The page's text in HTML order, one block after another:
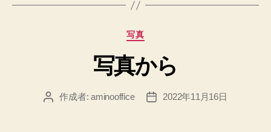
カ
ゴ
リ
写真
写真から
投
作成者:aminooffice
投
2022年11月16日